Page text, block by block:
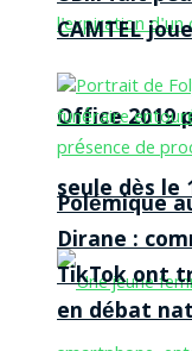
Office 2019
seule dès le
CAMTEL
Polémique
Dirane :
TikTok ont
en débat